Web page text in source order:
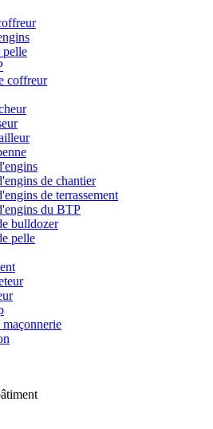
pelle
coffreur
de chantier
de terrassement
du BTP
bulldozer
pelle